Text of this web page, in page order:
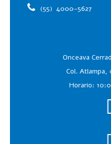
(55) 4000-5627
Onceava
Col.
Horario: